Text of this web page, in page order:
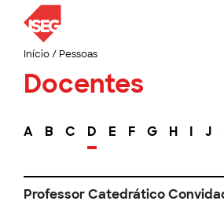
Início/ Pessoas
Docentes
A B C D E F G H I J
Professor Catedrático